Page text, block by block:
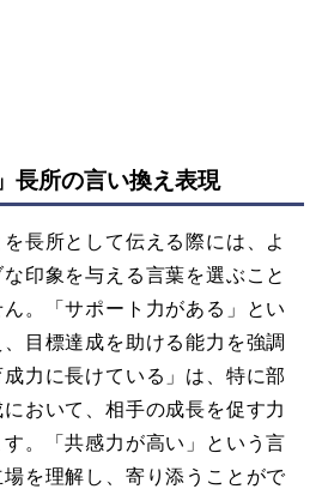
長所の言い換え表現
を長所として伝える際には、よ
印象を与える言葉を選ぶこと
。「サポート力がある」とい
目標達成を助ける能力を強調
力に長けている」は、特に部
おいて、相手の成長を促す力
。「共感力が高い」という言
を理解し、寄り添うことがで